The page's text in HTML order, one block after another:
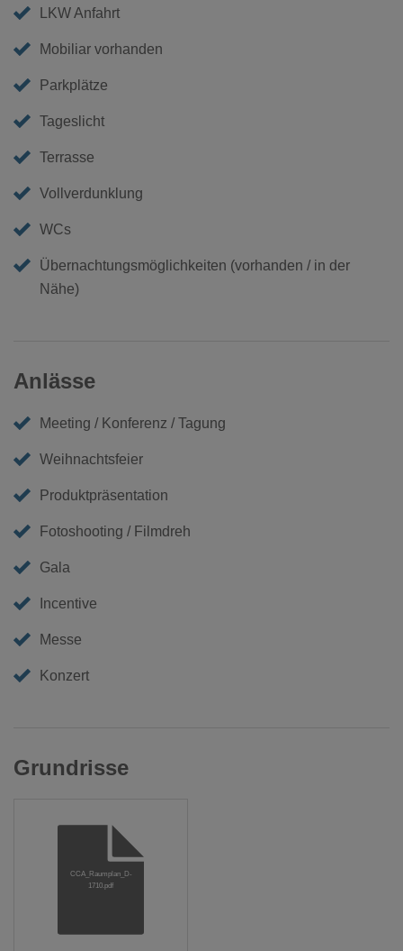
LKW Anfahrt
Mobiliar vorhanden
Parkplätze
Tageslicht
Terrasse
Vollverdunklung
WCs
Übernachtungsmöglichkeiten (vorhanden / in der
Nähe)
Anlässe
Meeting / Konferenz / Tagung
Weihnachtsfeier
Produktpräsentation
Fotoshooting / Filmdreh
Gala
Incentive
Messe
Konzert
Grundrisse
CCA_Raumplan_D-
1710.pdf